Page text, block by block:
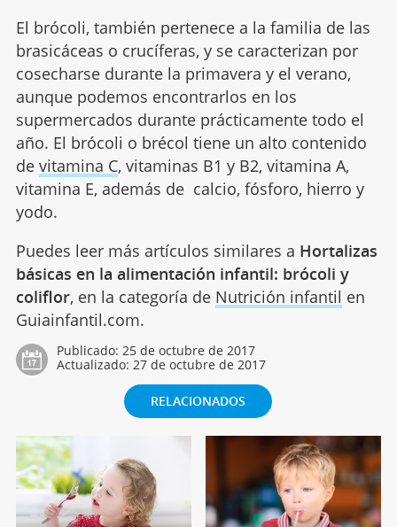
El brócoli, también pertenece a la familia de las
brasicáceas o crucíferas, y se caracterizan por
cosecharse durante la primavera y el verano,
aunque podemos encontrarlos en los
supermercados durante prácticamente todo el
año. El brócoli o brécol tiene un alto contenido
de vitamina C, vitaminas B1 y B2, vitamina A,
vitamina E, además de calcio, fósforo, hierro y
yodo.
Puedes leer más artículos similares a Hortalizas
básicas en la alimentación infantil: brócoli y
coliflor, en la categoría de Nutrición infantil en
Guiainfantil.com.
Publicado: 25 de octubre de 2017
Actualizado: 27 de octubre de 2017
RELACIONADOS